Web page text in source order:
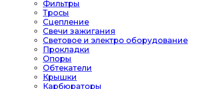
Фильтры
Тросы
Сцепление
Свечи зажигания
Световое и электро оборудование
Прокладки
Опоры
Обтекатели
Крышки
Карбюраторы